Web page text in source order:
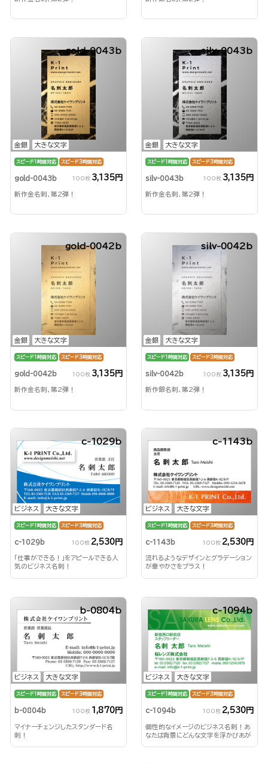
金銀 大きな文字
gold-0043b
スピード1時間対応 スピード3時間対応
gold-0043b 100枚 3,135円
新作金名刺、第2弾！
金銀 大きな文字
silv-0043b
スピード1時間対応 スピード3時間対応
silv-0043b 100枚 3,135円
新作金名刺、第2弾！
金銀 大きな文字
gold-0042b
スピード1時間対応 スピード3時間対応
gold-0042b 100枚 3,135円
新作金名刺、第2弾！
金銀 大きな文字
silv-0042b
スピード1時間対応 スピード3時間対応
silv-0042b 100枚 3,135円
新作銀名刺、第2弾！
ビジネス 大きな文字
c-1029b
スピード1時間対応 スピード3時間対応
c-1029b 100枚 2,530円
「仕事ができる！」をアピールできる人
気のビジネス名刺！
ビジネス 大きな文字
c-1143b
スピード1時間対応 スピード3時間対応
c-1143b 100枚 2,530円
流れるようなデザインとグラデーション
が華やかさをプラス！
ビジネス 大きな文字
b-0804b
スピード1時間対応 スピード3時間対応
b-0804b 100枚 1,870円
マイナーチェンジしたスタンダード名
刺！
ビジネス 大きな文字
c-1094b
スピード1時間対応 スピード3時間対応
c-1094b 100枚 2,530円
個性的なイメージのビジネス名刺！あ
なたは背景にどんな文字を浮かびあが